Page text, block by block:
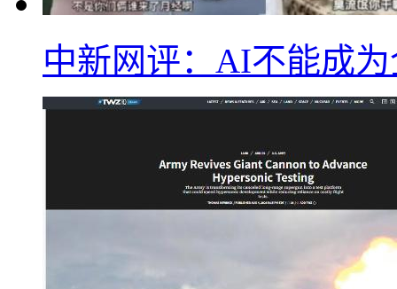
中新网评：AI不能成